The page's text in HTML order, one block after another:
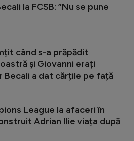
la FCSB: ”Nu se pune
când s-a prăpădit
și Giovanni erați
Becali a dat cărțile pe față
League la afaceri în
Adrian Ilie viața după